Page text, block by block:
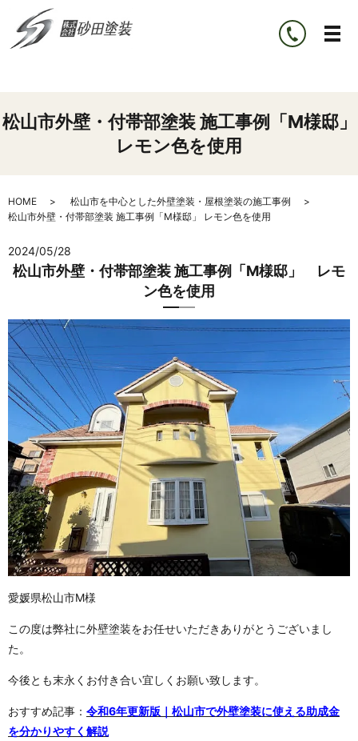
松山市外壁・付帯部塗装 施工事例「M様邸」
レモン色を使用
HOME
松山市を中心とした外壁塗装・屋根塗装の施工事例
松山市外壁・付帯部塗装 施工事例「M様邸」 レモン色を使用
2024/05/28
松山市外壁・付帯部塗装 施工事例「M様邸」 レモ
ン色を使用
愛媛県松山市M様
この度は弊社に外壁塗装をお任せいただきありがとうございまし
た。
今後とも末永くお付き合い宜しくお願い致します。
おすすめ記事： 令和6年更新版｜松山市で外壁塗装に使える助成金
を分かりやすく解説